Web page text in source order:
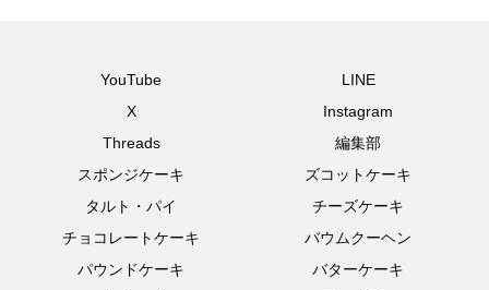
YouTube
LINE
X
Instagram
Threads
編集部
スポンジケーキ
ズコットケーキ
タルト・パイ
チーズケーキ
チョコレートケーキ
バウムクーヘン
パウンドケーキ
バターケーキ